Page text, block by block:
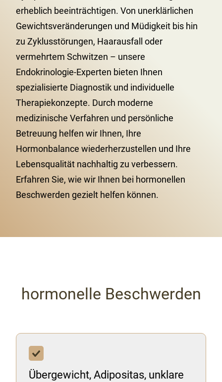
erheblich beeinträchtigen. Von unerklärlichen
Gewichtsveränderungen und Müdigkeit bis hin
zu Zyklusstörungen, Haarausfall oder
vermehrtem Schwitzen – unsere
Endokrinologie-Experten bieten Ihnen
spezialisierte Diagnostik und individuelle
Therapiekonzepte. Durch moderne
medizinische Verfahren und persönliche
Betreuung helfen wir Ihnen, Ihre
Hormonbalance wiederherzustellen und Ihre
Lebensqualität nachhaltig zu verbessern.
Erfahren Sie, wie wir Ihnen bei hormonellen
Beschwerden gezielt helfen können.
hormonelle Beschwerden
Übergewicht, Adipositas, unklare